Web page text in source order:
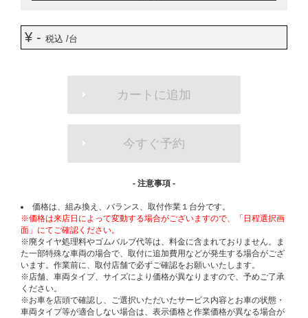
¥ - 税込 /台
OPTIONS
カートに追加
今すぐ予約
- 注意事項 -
価格は、組み換え、バランス、取付作業１台分です。
※価格は来店日によって変動する場合がございますので、「日程選択画
面」にてご確認ください。
※廃タイヤ処理料やゴムバルブ代等は、料金に含まれておりません。ま
た一部特殊な車両の場合で、取付に追加費用などが発生する場合がござ
います。作業前に、取付店舗で必ずご確認をお願いいたします。
※店舗、車両タイプ、サイズにより価格が異なりますので、予めご了承
ください。
※お車を店頭で確認し、ご選択いただいたサービス内容とお車の状態・
車両タイプ等が適合しない場合は、表示価格と作業価格が異なる場合が